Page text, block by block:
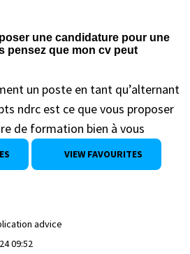
une candidature pour une
pensez que mon cv peut
un poste en tant qu’alternant
ndrc est ce que vous proposer
de formation bien à vous
VIEW FAVOURITES
advice
09:52